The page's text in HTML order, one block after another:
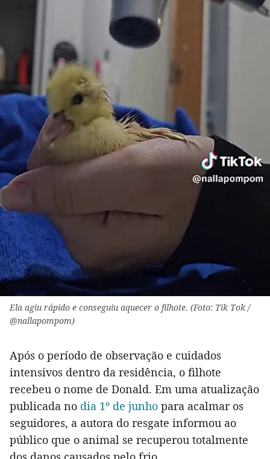
Ela agiu rápido e conseguiu aquecer o filhote. (Foto: Tik Tok /
@nallapompom)
Após o período de observação e cuidados
intensivos dentro da residência, o filhote
recebeu o nome de Donald. Em uma atualização
publicada no dia 1º de junho para acalmar os
seguidores, a autora do resgate informou ao
público que o animal se recuperou totalmente